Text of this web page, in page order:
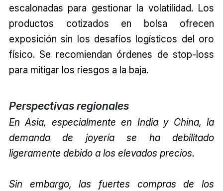
escalonadas para gestionar la volatilidad. Los
productos cotizados en bolsa ofrecen
exposición sin los desafíos logísticos del oro
físico. Se recomiendan órdenes de stop-loss
para mitigar los riesgos a la baja.
Perspectivas regionales
En Asia, especialmente en India y China, la
demanda de joyería se ha debilitado
ligeramente debido a los elevados precios.
Sin embargo, las fuertes compras de los